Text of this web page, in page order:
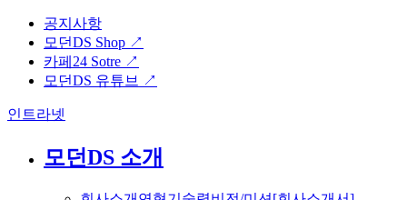
공지사항
모던DS Shop ↗
카페24 Sotre ↗
모던DS 유튜브 ↗
인트라넷
모던DS 소개